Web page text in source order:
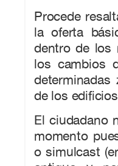
Procede
la oferta
dentro de los
los cambios
de los
El ciudadano
momento
o simulcast